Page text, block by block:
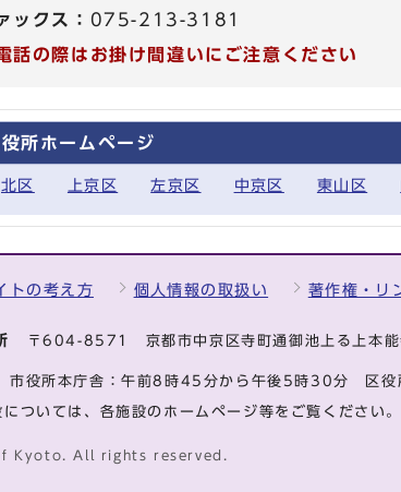
ックス： 075-213-3181
話の際はお掛け間違いにご注意ください
役所ホームページ
北区 上京区 左京区 中京区 東山区
トの考え方 個人情報の取扱い 著作権・リ
〒604-8571 京都市中京区寺町通御池上る上本
市役所本庁舎：午前8時45分から午後5時30分 区
ついては、各施設のホームページ等をご覧ください。
Kyoto. All rights reserved.